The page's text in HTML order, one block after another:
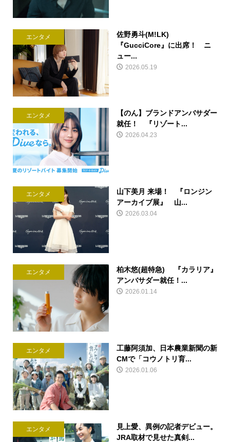
エンタメ
佐野勇斗(M!LK)
『GucciCore』に出席！ ニ
ュー...
2026.05.19
エンタメ
【のん】ブランドアンバサダー
就任！ 『リゾート...
2026.04.23
エンタメ
山下美月 来場！ 『ロンジン
アーカイブ展』 山...
2026.03.04
エンタメ
柏木悠(超特急) 『カラリア』
アンバサダー就任！...
2026.01.14
エンタメ
工藤阿須加、日本農業新聞の新
CMで「コウノトリ育...
2026.01.06
エンタメ
見上愛、異例の記者デビュー。
JRA取材で見せた真剣...